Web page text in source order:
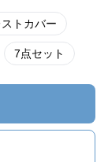
トカバー
7点セット